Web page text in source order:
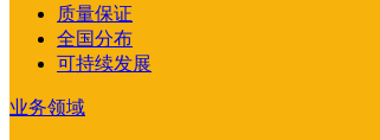
质量保证
全国分布
可持续发展
业务领域